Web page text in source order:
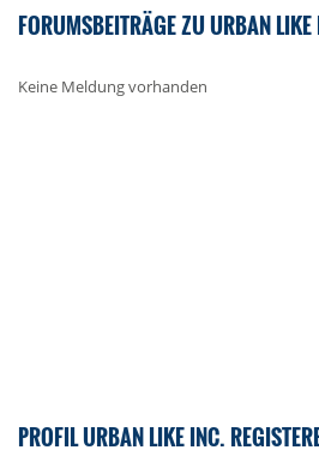
FORUMSBEITRÄGE ZU URBAN
Keine Meldung vorhanden
PROFIL URBAN LIKE INC.